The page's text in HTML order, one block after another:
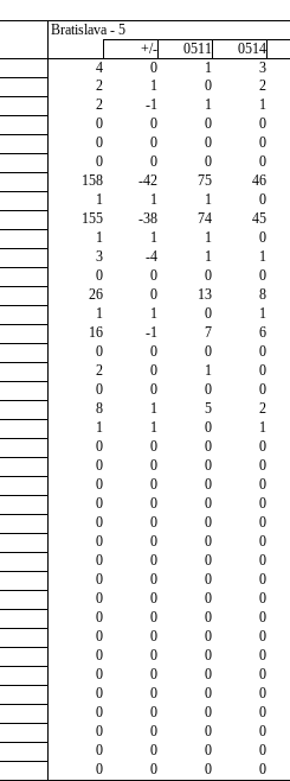
Bratislava - 5
+/-
0511 0514
4 0 1 3
2 1 0 2
2 -1 1 1
0 0 0 0
0 0 0 0
0 0 0 0
158 -42 75 46
1 1 1 0
155 -38 74 45
1 1 1 0
3 -4 1 1
0 0 0 0
26 0 13 8
1 1 0 1
16 -1 7 6
0 0 0 0
2 0 1 0
0 0 0 0
8 1 5 2
1 1 0 1
0 0 0 0
0 0 0 0
0 0 0 0
0 0 0 0
0 0 0 0
0 0 0 0
0 0 0 0
0 0 0 0
0 0 0 0
0 0 0 0
0 0 0 0
0 0 0 0
0 0 0 0
0 0 0 0
0 0 0 0
0 0 0 0
0 0 0 0
0 0 0 0